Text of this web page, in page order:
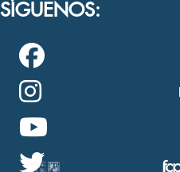
SÍGUENOS: